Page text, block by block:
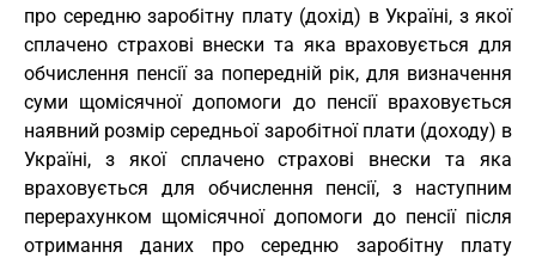
про середню заробітну плату (дохід) в Україні, з якої
сплачено страхові внески та яка враховується для
обчислення пенсії за попередній рік, для визначення
суми щомісячної допомоги до пенсії враховується
наявний розмір середньої заробітної плати (доходу) в
Україні, з якої сплачено страхові внески та яка
враховується для обчислення пенсії, з наступним
перерахунком щомісячної допомоги до пенсії після
отримання даних про середню заробітну плату